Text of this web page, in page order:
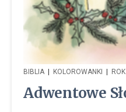
BIBLIA | KOLOROWANKI |
Adwentowe